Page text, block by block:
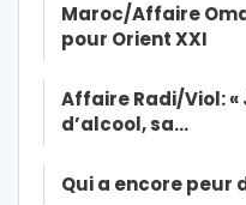
Maroc/Affaire
pour Orient XXI
Affaire Radi/Viol:
d’alcool, sa…
Qui a encore peur